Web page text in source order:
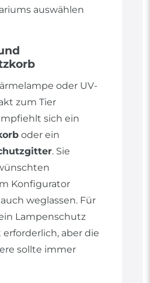
auswählen
oder UV-
zum Tier
sich ein
oder ein
. Sie
Konfigurator
weglassen. Für
Lampenschutz
aber die
sollte immer